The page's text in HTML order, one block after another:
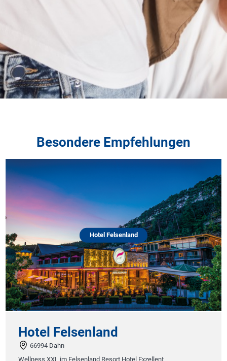
Besondere Empfehlungen
Hotel Felsenland
Hotel Felsenland
66994 Dahn
Wellness XXL im Felsenland Resort Hotel Exzellent